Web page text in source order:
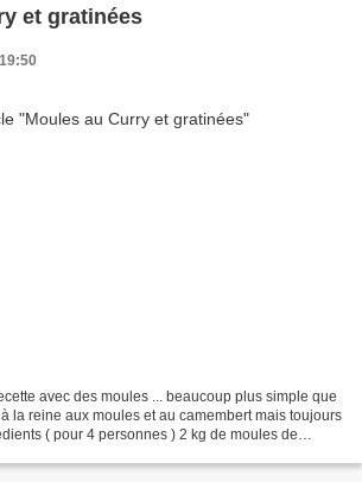
et gratinées
avec des moules ... beaucoup plus simple que
la reine aux moules et au camembert mais toujours
( pour 4 personnes ) 2 kg de moules de